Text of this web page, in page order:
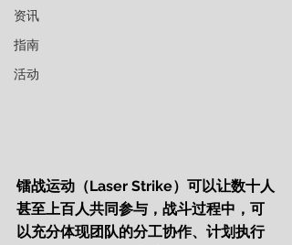
资讯
指南
活动
镭战运动（Laser Strike）可以让数十人
甚至上百人共同参与，战斗过程中，可
以充分体现团队的分工协作、计划执行